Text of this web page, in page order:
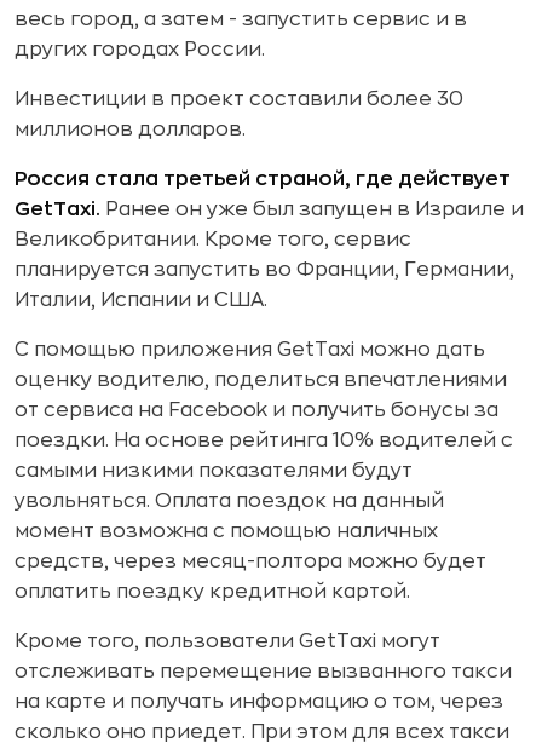
весь город, а затем - запустить сервис и в
других городах России.
Инвестиции в проект составили более 30
миллионов долларов.
Россия стала третьей страной, где действует
GetTaxi. Ранее он уже был запущен в Израиле и
Великобритании. Кроме того, сервис
планируется запустить во Франции, Германии,
Италии, Испании и США.
С помощью приложения GetTaxi можно дать
оценку водителю, поделиться впечатлениями
от сервиса на Facebook и получить бонусы за
поездки. На основе рейтинга 10% водителей с
самыми низкими показателями будут
увольняться. Оплата поездок на данный
момент возможна с помощью наличных
средств, через месяц-полтора можно будет
оплатить поездку кредитной картой.
Кроме того, пользователи GetTaxi могут
отслеживать перемещение вызванного такси
на карте и получать информацию о том, через
сколько оно приедет. При этом для всех такси